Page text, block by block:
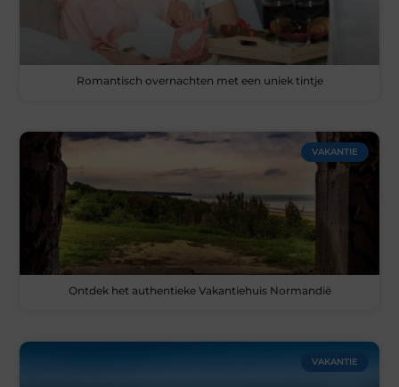
Romantisch overnachten met een uniek tintje
VAKANTIE
Ontdek het authentieke Vakantiehuis Normandië
VAKANTIE